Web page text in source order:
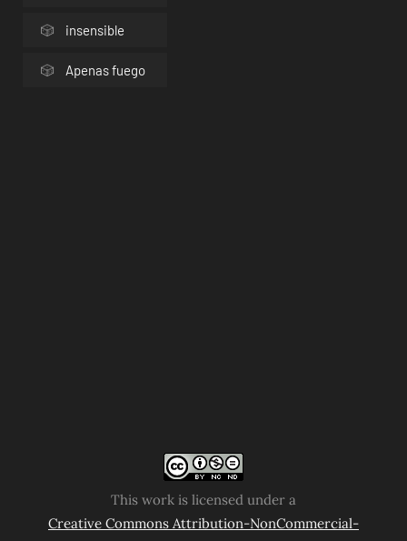
insensible
Apenas fuego
This work is licensed under a
Creative Commons Attribution-NonCommercial-